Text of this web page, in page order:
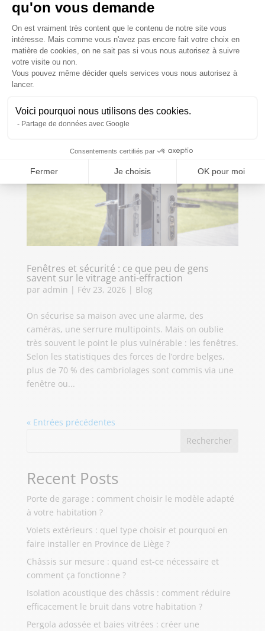
qu'on vous demande
Plateforme de Gestion du
On est vraiment très content que le contenu de notre site vous
intéresse. Mais comme vous n'avez pas encore fait votre choix en
matière de cookies, on ne sait pas si vous nous autorisez à suivre
votre visite ou non.
Vous pouvez même décider quels services vous nous autorisez à
lancer.
Voici pourquoi nous utilisons des cookies.
Partage de données avec Google
Consentements certifiés par
Fermer Je choisis OK pour moi
Axeptio consent
différemment, à imaginer les repas en extérieur, les
soirées prolongées dehors. Et puis l’été arrive, vite,
et avec lui la chaleur, le soleil direct. Trop souvent,
on...
Fenêtres et sécurité : ce que peu de gens
savent sur le vitrage anti-effraction
par admin | Fév 23, 2026 | Blog
On sécurise sa maison avec une alarme, des
caméras, une serrure multipoints. Mais on oublie
très souvent le point le plus vulnérable : les fenêtres.
Selon les statistiques des forces de l’ordre belges,
plus de 70 % des cambriolages sont commis via une
fenêtre ou...
« Entrées précédentes
Rechercher
Recent Posts
Porte de garage : comment choisir le modèle adapté
à votre habitation ?
Volets extérieurs : quel type choisir et pourquoi en
faire installer en Province de Liège ?
Châssis sur mesure : quand est-ce nécessaire et
comment ça fonctionne ?
Isolation acoustique des châssis : comment réduire
efficacement le bruit dans votre habitation ?
Pergola adossée et baies vitrées : créer une